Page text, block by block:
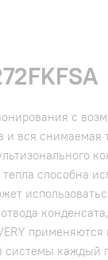
с
вся снимаемая
способна
системы